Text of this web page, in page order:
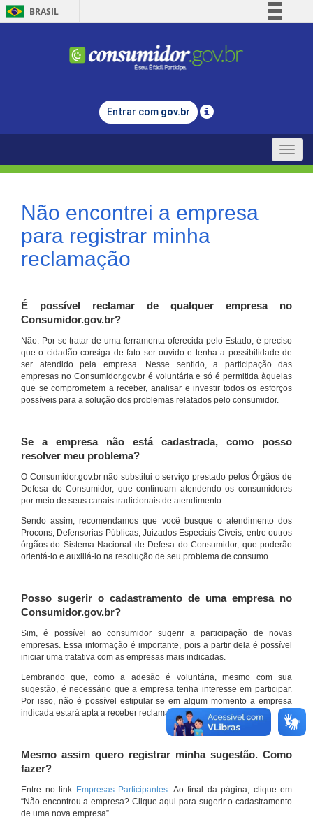
BRASIL
Comunica BR
Legislação
Entrar com gov.br
Toggle
Não encontrei a empresa
para registrar minha
reclamação
É possível reclamar de qualquer empresa no
Consumidor.gov.br?
Não. Por se tratar de uma ferramenta oferecida pelo Estado, é preciso
que o cidadão consiga de fato ser ouvido e tenha a possibilidade de
ser atendido pela empresa. Nesse sentido, a participação das
empresas no Consumidor.gov.br é voluntária e só é permitida àquelas
que se comprometem a receber, analisar e investir todos os esforços
possíveis para a solução dos problemas relatados pelo consumidor.
Se a empresa não está cadastrada, como posso
resolver meu problema?
O Consumidor.gov.br não substitui o serviço prestado pelos Órgãos de
Defesa do Consumidor, que continuam atendendo os consumidores
por meio de seus canais tradicionais de atendimento.
Sendo assim, recomendamos que você busque o atendimento dos
Procons, Defensorias Públicas, Juizados Especiais Cíveis, entre outros
órgãos do Sistema Nacional de Defesa do Consumidor, que poderão
orientá-lo e auxiliá-lo na resolução de seu problema de consumo.
Posso sugerir o cadastramento de uma empresa no
Consumidor.gov.br?
Sim, é possível ao consumidor sugerir a participação de novas
empresas. Essa informação é importante, pois a partir dela é possível
iniciar uma tratativa com as empresas mais indicadas.
Lembrando que, como a adesão é voluntária, mesmo com sua
sugestão, é necessário que a empresa tenha interesse em participar.
Por isso, não é possível estipular se em algum momento a empresa
indicada estará apta a receber reclamações por meio do site.
Mesmo assim quero registrar minha sugestão. Como
fazer?
Entre no link Empresas Participantes. Ao final da página, clique em
“Não encontrou a empresa? Clique aqui para sugerir o cadastramento
de uma nova empresa”.